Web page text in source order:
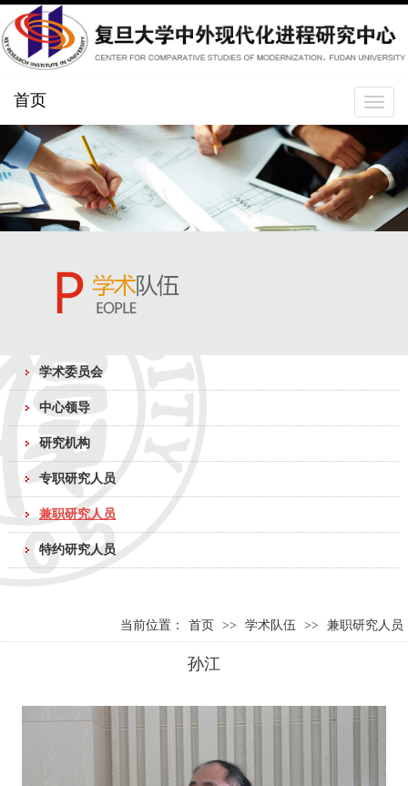
Toggle
首页
学术委员会
中心领导
研究机构
专职研究人员
兼职研究人员
特约研究人员
当前位置： 首页 >> 学术队伍 >> 兼职研究人员
孙江